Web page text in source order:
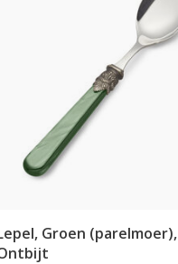
Groen (parelmoer),